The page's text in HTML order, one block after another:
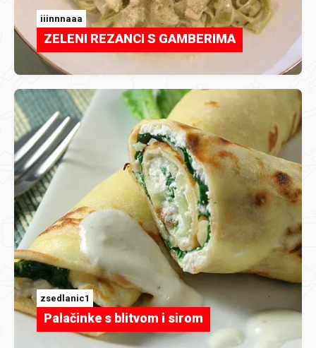
iiinnnaaa
ZELENI REZANCI S GAMBERIMA
zsedlanic1
Palačinke s blitvom i sirom